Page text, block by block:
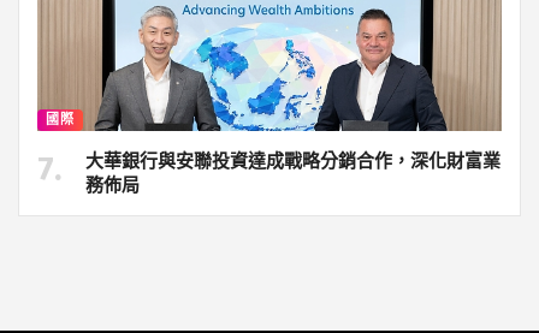
國際
大華銀行與安聯投資達成戰略分銷合作，深化財富業
務佈局